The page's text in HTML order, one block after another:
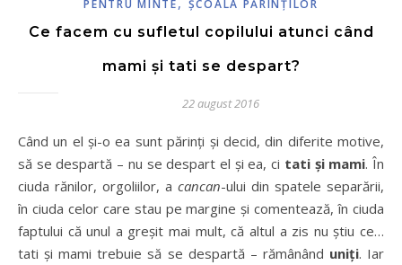
PENTRU MINTE ŞCOALA PĂRINŢILOR
Ce facem cu sufletul copilului atunci când
mami și tati se despart?
22 august 2016
Când un el și-o ea sunt părinți și decid, din diferite motive,
să se despartă – nu se despart el și ea, ci tati și mami. În
ciuda rănilor, orgoliilor, a cancan-ului din spatele separării,
în ciuda celor care stau pe margine și comentează, în ciuda
faptului că unul a greșit mai mult, că altul a zis nu știu ce…
tati și mami trebuie să se despartă – rămânând uniți. Iar